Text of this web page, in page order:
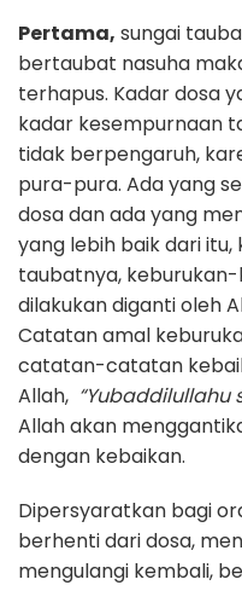
Pertama, sungai
bertaubat nasuha
terhapus. Kadar dosa
kadar kesempurnaan
tidak berpengaruh,
pura-pura. Ada yang
dosa dan ada yang
yang lebih baik dari
taubatnya,
dilakukan diganti oleh
Catatan amal
catatan-catatan
Allah,
Allah akan
dengan kebaikan.
Dipersyaratkan bagi
berhenti dari dosa,
mengulangi kembali,